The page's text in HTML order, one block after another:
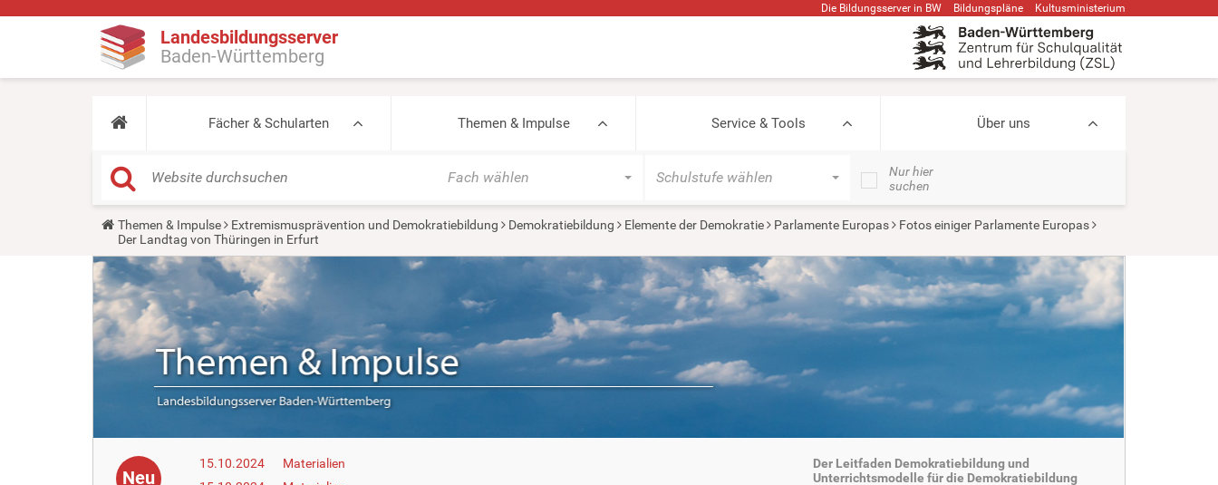
Die Bildungsserver in BW Bildungspläne Kultusministerium
Landesbildungsserver
Baden-Württemberg
Fächer & Schularten Themen & Impulse Service & Tools Über uns
Fach wählen Schulstufe wählen
Nur hier
suchen
Y
u
a
r
e
h
e
r
e
Themen & Impulse Extremismusprävention und Demokratiebildung Demokratiebildung Elemente der Demokratie Parlamente Europas
Fotos einiger Parlamente Europas
Der Landtag von Thüringen in Erfurt
Neu
15.10.2024
Materialien
Der Leitfaden Demokratiebildung und
Unterrichtsmodelle für die Demokratiebildung